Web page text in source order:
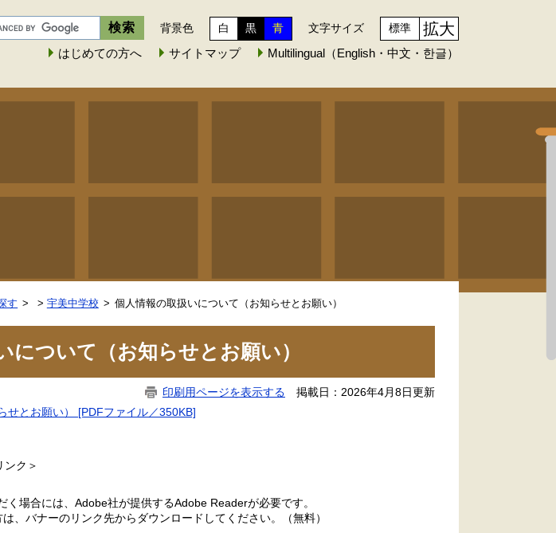
背景色 白 黒 青 文字サイズ 標準 拡大
はじめての方へ サイトマップ Multilingual（English・中文・한글）
す > 宇美中学校 個人情報の取扱いについて（お知らせとお願い）
について（お知らせとお願い）
印刷用ページを表示する 掲載日：2026年4月8日更新
せとお願い） [PDFファイル／350KB]
ンク＞
く場合には、Adobe社が提供するAdobe Readerが必要です。
、バナーのリンク先からダウンロードしてください。（無料）